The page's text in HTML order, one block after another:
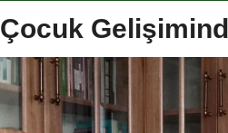
Çocuk